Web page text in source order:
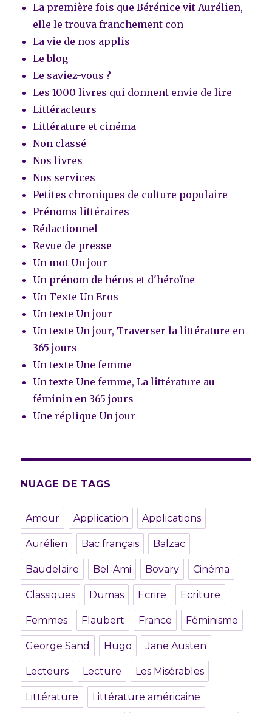
La première fois que Bérénice vit Aurélien,
elle le trouva franchement con
La vie de nos applis
Le blog
Le saviez-vous ?
Les 1000 livres qui donnent envie de lire
Littéracteurs
Littérature et cinéma
Non classé
Nos livres
Nos services
Petites chroniques de culture populaire
Prénoms littéraires
Rédactionnel
Revue de presse
Un mot Un jour
Un prénom de héros et d'héroïne
Un Texte Un Eros
Un texte Un jour
Un texte Un jour, Traverser la littérature en
365 jours
Un texte Une femme
Un texte Une femme, La littérature au
féminin en 365 jours
Une réplique Un jour
NUAGE DE TAGS
Amour Application Applications
Aurélien Bac français Balzac
Baudelaire Bel-Ami Bovary Cinéma
Classiques Dumas Ecrire Ecriture
Femmes Flaubert France Féminisme
George Sand Hugo Jane Austen
Lecteurs Lecture Les Misérables
Littérature Littérature américaine